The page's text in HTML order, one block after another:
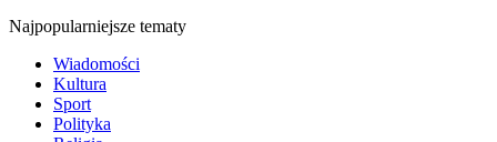
Najpopularniejsze tematy
Wiadomości
Kultura
Sport
Polityka